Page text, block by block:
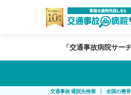
「交通事故病院サー
交通事故 通院先検索 全国の整